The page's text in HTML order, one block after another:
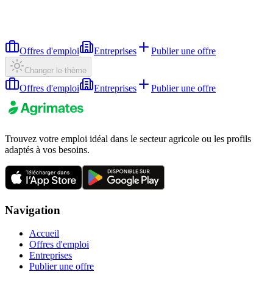
Offres d'emploi Entreprises Publier une offre
Changer le thème
Offres d'emploi Entreprises Publier une offre
Trouvez votre emploi idéal dans le secteur agricole ou les profils
adaptés à vos besoins.
Navigation
Accueil
Offres d'emploi
Entreprises
Publier une offre